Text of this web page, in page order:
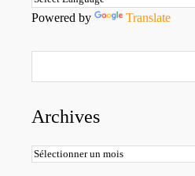
Powered by Translate
Archives
Archives